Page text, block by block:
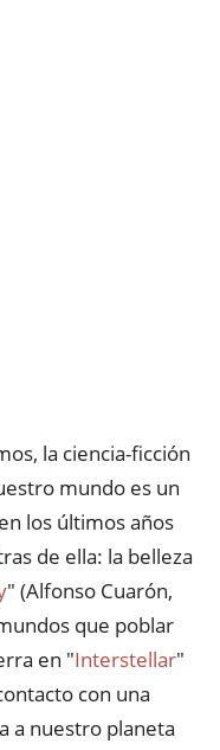
la ciencia-ficción
mundo es un
los últimos años
de ella: la belleza
" (Alfonso Cuarón,
que poblar
en "Interstellar"
con una
a nuestro planeta